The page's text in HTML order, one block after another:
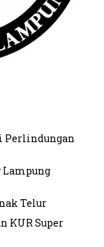
Perlindungan
Lampung
Telur
KUR Super